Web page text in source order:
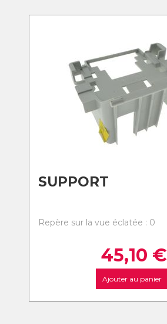
SUPPORT
Repère sur la vue éclatée : 0
45,10 €
Ajouter au panier